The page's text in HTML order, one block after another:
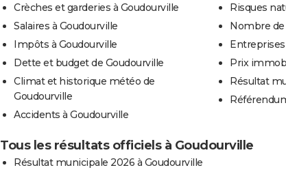
Crèches et garderies à Goudourville
Salaires à Goudourville
Impôts à Goudourville
Dette et budget de Goudourville
Climat et historique météo de
Goudourville
Accidents à Goudourville
Risques
Nombre de
Prix
Résultat
Tous les résultats officiels à Goudourville
Résultat municipale 2026 à Goudourville